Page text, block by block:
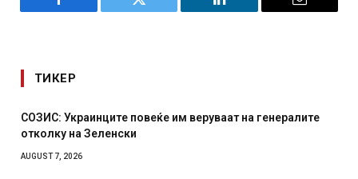
Facebook Twitter LinkedIn Email
ТИКЕР
СОЗИС: Украинците повеќе им веруваат на генералите
отколку на Зеленски
AUGUST 7, 2026